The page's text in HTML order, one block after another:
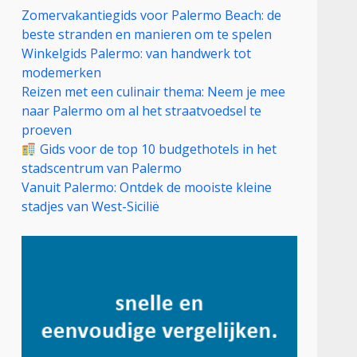
Zomervakantiegids voor Palermo Beach: de
beste stranden en manieren om te spelen
Winkelgids Palermo: van handwerk tot
modemerken
Reizen met een culinair thema: Neem je mee
naar Palermo om al het straatvoedsel te
proeven
Gids voor de top 10 budgethotels in het
stadscentrum van Palermo
Vanuit Palermo: Ontdek de mooiste kleine
stadjes van West-Sicilië